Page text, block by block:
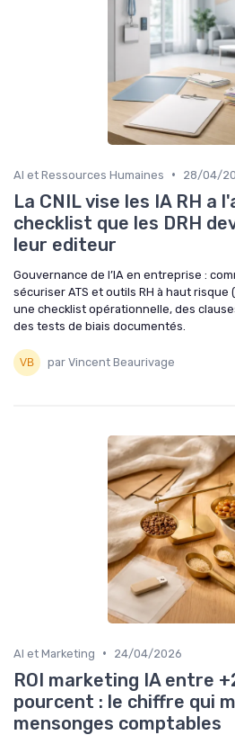
AI et Ressources Humaines • 28/04/
La CNIL vise les IA RH a
checklist que les DRH
leur editeur
Gouvernance de l’IA en entreprise :
sécuriser ATS et outils RH à haut risque
une checklist opérationnelle, des
des tests de biais documentés.
par Vincent Beaurivage
AI et Marketing • 24/04/2026
ROI marketing IA entre
pourcent : le chiffre qui
mensonges comptables